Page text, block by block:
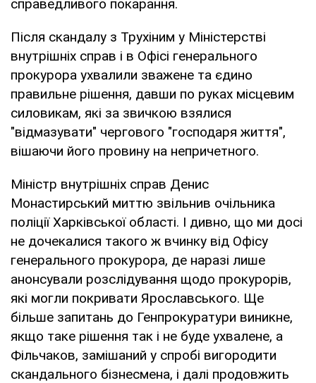
справедливого покарання.
Після скандалу з Трухіним у Міністерстві
внутрішніх справ і в Офісі генерального
прокурора ухвалили зважене та єдино
правильне рішення, давши по руках місцевим
силовикам, які за звичкою взялися
"відмазувати" чергового "господаря життя",
вішаючи його провину на непричетного.
Міністр внутрішніх справ Денис
Монастирський миттю звільнив очільника
поліції Харківської області. І дивно, що ми досі
не дочекалися такого ж вчинку від Офісу
генерального прокурора, де наразі лише
анонсували розслідування щодо прокурорів,
які могли покривати Ярославського. Ще
більше запитань до Генпрокуратури виникне,
якщо таке рішення так і не буде ухвалене, а
Фільчаков, замішаний у спробі вигородити
скандального бізнесмена, і далі продовжить